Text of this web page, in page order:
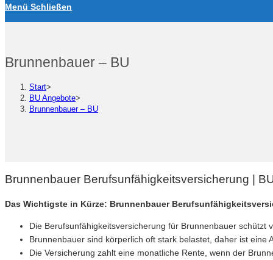
Menü Schließen
Brunnenbauer – BU
Start>
BU Angebote>
Brunnenbauer – BU
Brunnenbauer Berufsunfähigkeitsversicherung |
Das Wichtigste in Kürze: Brunnenbauer
Die Berufsunfähigkeitsversicherung für Brunnenbauer
Brunnenbauer sind körperlich oft stark belastet, daher ist eine
Die Versicherung zahlt eine monatliche Rente, wenn der